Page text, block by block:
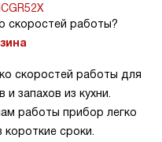
скоростей работы?
скоростей работы для
запахов из кухни.
работы прибор легко
сроки.